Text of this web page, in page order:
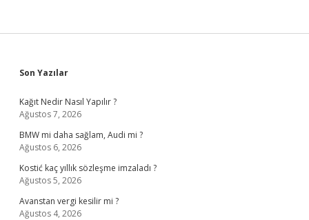
Sidebar
Son Yazılar
Kağıt Nedir Nasıl Yapılır ?
Ağustos 7, 2026
BMW mi daha sağlam, Audi mi ?
Ağustos 6, 2026
Kostić kaç yıllık sözleşme imzaladı ?
Ağustos 5, 2026
Avanstan vergi kesilir mi ?
Ağustos 4, 2026